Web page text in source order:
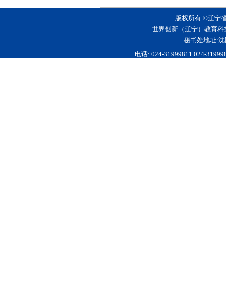
版权所有 ©辽宁
世界创新（辽宁）教育
秘书处地址:
电话: 024-31999811 024-